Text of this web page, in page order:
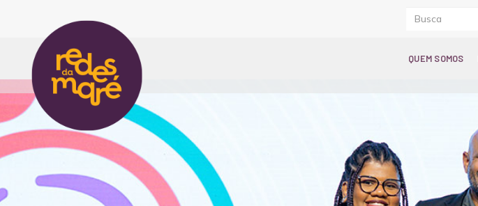
QUEM SOMOS